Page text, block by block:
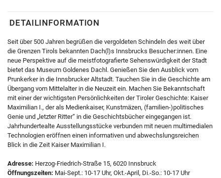
DETAILINFORMATION
Seit über 500 Jahren begrüßen die vergoldeten Schindeln des weit über
die Grenzen Tirols bekannten Dach(l)s Innsbrucks Besucher:innen. Eine
neue Perspektive auf die meistfotografierte Sehenswürdigkeit der Stadt
bietet das Museum Goldenes Dachl. Genießen Sie den Ausblick vom
Prunkerker in die Innsbrucker Altstadt. Tauchen Sie in die Geschichte am
Übergang vom Mittelalter in die Neuzeit ein. Machen Sie Bekanntschaft
mit einer der wichtigsten Persönlichkeiten der Tiroler Geschichte: Kaiser
Maximilian I., der als Medienkaiser, Kunstmäzen, (familien-)politisches
Genie und „letzter Ritter“ in die Geschichtsbücher eingegangen ist.
Jahrhundertealte Ausstellungsstücke verbunden mit neuen multimedialen
Technologien eröffnen einen informativen und abwechslungsreichen
Blick in die Zeit Kaiser Maximilian I.
Adresse: Herzog-Friedrich-Straße 15, 6020 Innsbruck
Öffnungszeiten: Mai-Sept.: 10-17 Uhr, Okt.-April, Di.-So.: 10-17 Uhr